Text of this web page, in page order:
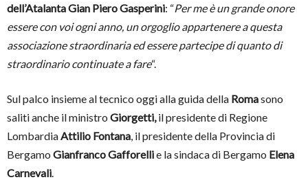
dell’Atalanta Gian Piero Gasperini: “Per me è un grande onore
essere con voi ogni anno, un orgoglio appartenere a questa
associazione straordinaria ed essere partecipe di quanto di
straordinario continuate a fare“.
Sul palco insieme al tecnico oggi alla guida della Romasono
saliti anche il ministro Giorgetti, il presidente di Regione
Lombardia Attilio Fontana , il presidente della Provincia di
Bergamo Gianfranco Gafforellie la sindaca di Bergamo Elena
Carnevali